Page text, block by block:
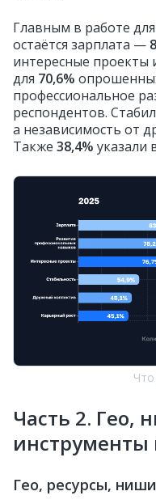
Главным в работе
остаётся зарплата —
интересные проекты
для 70,6%
профессиональное
респондентов.
а независимость от
Также 38,4% указали
Часть 2. Гео,
Гео, ресурсы, ниши